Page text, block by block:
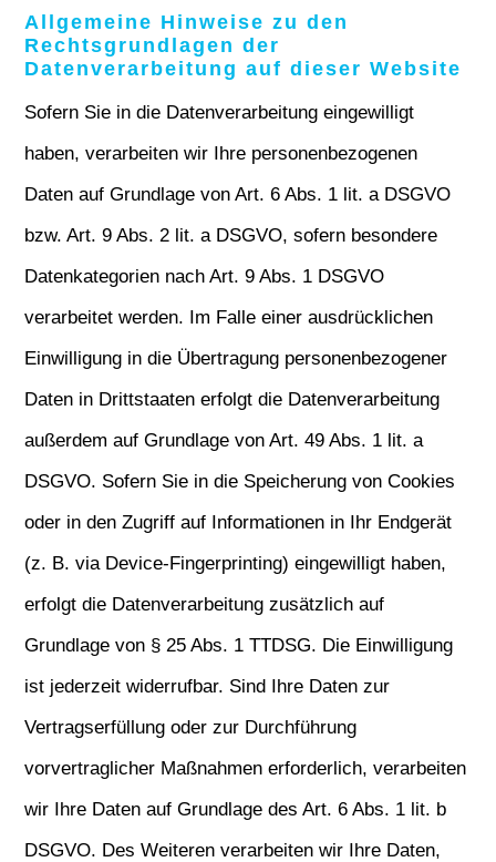
Allgemeine Hinweise zu den
Rechtsgrundlagen der
Datenverarbeitung auf dieser Website
Sofern Sie in die Datenverarbeitung eingewilligt
haben, verarbeiten wir Ihre personenbezogenen
Daten auf Grundlage von Art. 6 Abs. 1 lit. a DSGVO
bzw. Art. 9 Abs. 2 lit. a DSGVO, sofern besondere
Datenkategorien nach Art. 9 Abs. 1 DSGVO
verarbeitet werden. Im Falle einer ausdrücklichen
Einwilligung in die Übertragung personenbezogener
Daten in Drittstaaten erfolgt die Datenverarbeitung
außerdem auf Grundlage von Art. 49 Abs. 1 lit. a
DSGVO. Sofern Sie in die Speicherung von Cookies
oder in den Zugriff auf Informationen in Ihr Endgerät
(z. B. via Device-Fingerprinting) eingewilligt haben,
erfolgt die Datenverarbeitung zusätzlich auf
Grundlage von § 25 Abs. 1 TTDSG. Die Einwilligung
ist jederzeit widerrufbar. Sind Ihre Daten zur
Vertragserfüllung oder zur Durchführung
vorvertraglicher Maßnahmen erforderlich, verarbeiten
wir Ihre Daten auf Grundlage des Art. 6 Abs. 1 lit. b
DSGVO. Des Weiteren verarbeiten wir Ihre Daten,